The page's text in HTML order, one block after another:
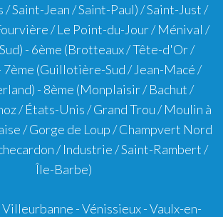
/ Saint-Jean / Saint-Paul) / Saint-Just /
/ Le Point-du-Jour / Ménival /
- 6ème (Brotteaux / Tête-d'Or /
7ème (Guillotière-Sud / Jean-Macé /
- 8ème (Monplaisir / Bachut /
/ États-Unis / Grand Trou / Moulin à
/ Gorge de Loup / Champvert Nord
/ Industrie / Saint-Rambert /
Île-Barbe)
Villeurbanne -Vénissieux-Vaulx-en-